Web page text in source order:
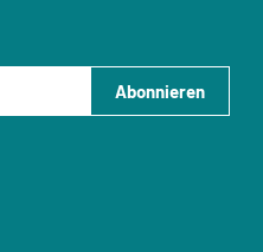
Abonnieren